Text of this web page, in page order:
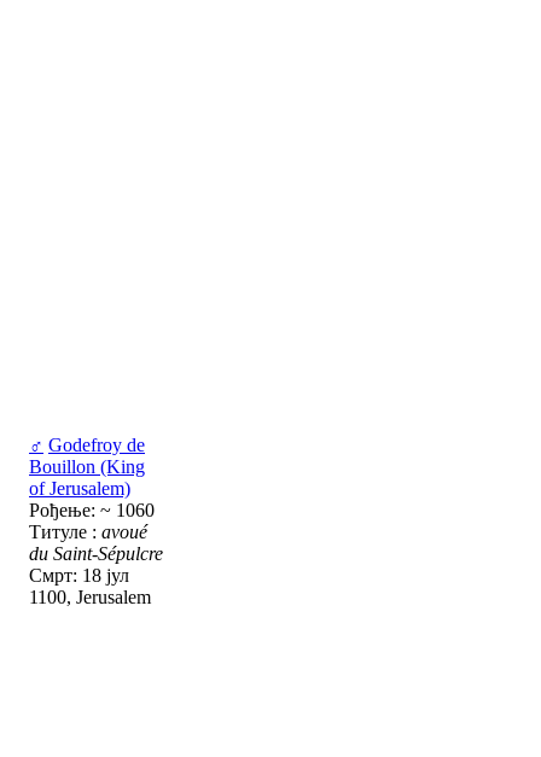
♂ Godefroy de
Bouillon (King
of Jerusalem)
Рођење: ~ 1060
Титуле : avoué
du Saint-Sépulcre
Смрт: 18 јул
1100, Jerusalem